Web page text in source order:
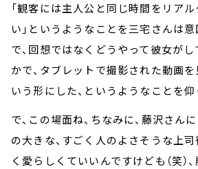
「観客には主人公と同じ時間をリア
い」というようなことを三宅さんは
で、回想ではなくどうやって彼女が
かで、タブレットで撮影された動画
いう形にした、というようなことを仰
で、この場面ね、ちなみに、藤沢さん
の大きな、すごく人のよさそうな上司
く愛らしくていいんですけども（笑）